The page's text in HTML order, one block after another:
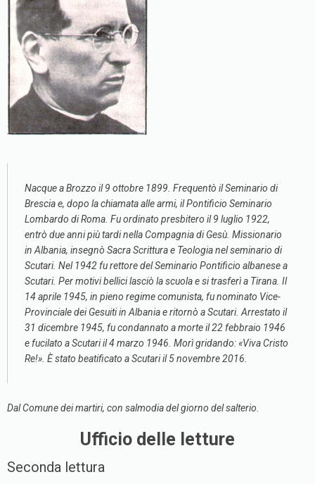
Nacque a Brozzo il 9 ottobre 1899. Frequentò il Seminario di
Brescia e, dopo la chiamata alle armi, il Pontificio Seminario
Lombardo di Roma. Fu ordinato presbitero il 9 luglio 1922,
entrò due anni più tardi nella Compagnia di Gesù. Missionario
in Albania, insegnò Sacra Scrittura e Teologia nel seminario di
Scutari. Nel 1942 fu rettore del Seminario Pontificio albanese a
Scutari. Per motivi bellici lasciò la scuola e si trasferì a Tirana. Il
14 aprile 1945, in pieno regime comunista, fu nominato Vice-
Provinciale dei Gesuiti in Albania e ritornò a Scutari. Arrestato il
31 dicembre 1945, fu condannato a morte il 22 febbraio 1946
e fucilato a Scutari il 4 marzo 1946. Morì gridando: «Viva Cristo
Re!». È stato beatificato a Scutari il 5 novembre 2016.
Dal Comune dei martiri, con salmodia del giorno del salterio.
Ufficio delle letture
Seconda lettura